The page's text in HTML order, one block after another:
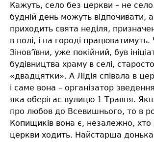
Кажуть, село без церкви – не
будній день можуть відпочивати,
приходить свята неділя,
в полі, і на городі працюватимуть.
Зінов’ївни, уже покійний, був
будівництва храму в селі,
«двадцятки». А Лідія співала в
і саме вона – організатор
яка оберігає вулицю 1 Травня.
про любов до Всевишнього, то в
Копищиків вона є, незалежно, хто
церкви ходить. Найстарша